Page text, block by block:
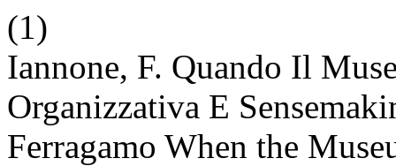
(1)
Iannone, F. Quando Il
Organizzativa E
Ferragamo When the